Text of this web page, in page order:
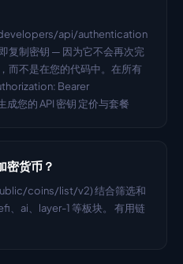
api/authentication
复制密钥 — 因为它不会再次完
而不是在您的代码中。在所有
Bearer
成您的 API 密钥 定价与套餐
密货币？
coins/list/v2) 结合筛选和
、ai、layer-1 等板块。 有用链